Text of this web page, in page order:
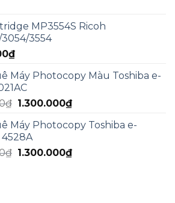
2.000.000₫.là:
MP3554S Ricoh
3554
₫
Máy Photocopy Màu Toshiba e-
₫ Giá
là:
1.600.000₫.
1.300.000₫Giá
tại
1.300.000₫.
Máy Photocopy Toshiba e-
₫ Giá
1.300.000₫Giá